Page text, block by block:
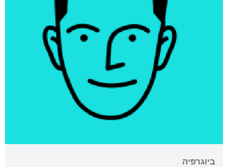
ביוגרפיה